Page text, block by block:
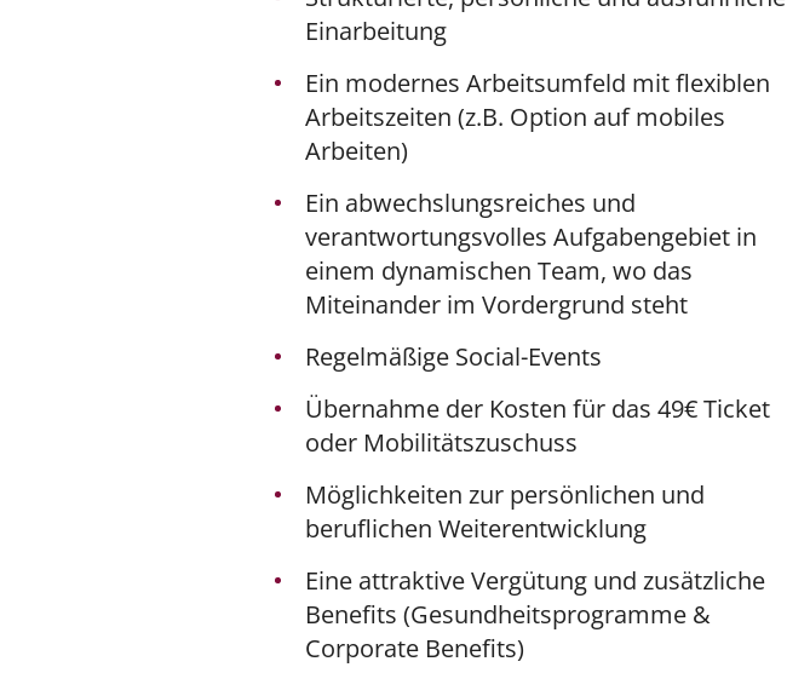
Einarbeitung
Ein modernes Arbeitsumfeld mit flexiblen
Arbeitszeiten (z.B. Option auf mobiles
Arbeiten)
Ein abwechslungsreiches und
verantwortungsvolles Aufgabengebiet in
einem dynamischen Team, wo das
Miteinander im Vordergrund steht
Regelmäßige Social-Events
Übernahme der Kosten für das 49€ Ticket
oder Mobilitätszuschuss
Möglichkeiten zur persönlichen und
beruflichen Weiterentwicklung
Eine attraktive Vergütung und zusätzliche
Benefits (Gesundheitsprogramme &
Corporate Benefits)